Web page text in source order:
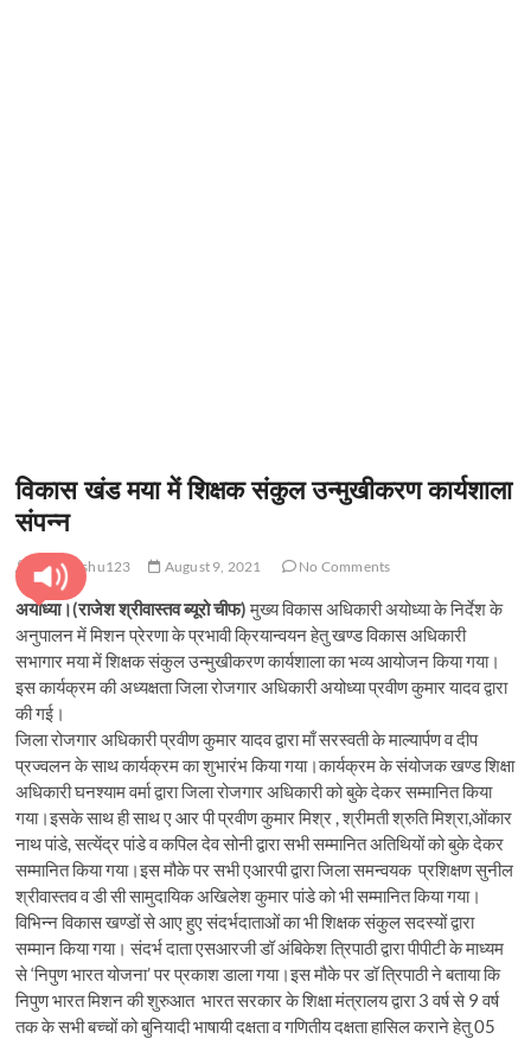
विकास खंड मया में शिक्षक संकुल उन्मुखीकरण कार्यशाला
संपन्न
pratyanshu123 August 9, 2021 No Comments
अयोध्या।(राजेश श्रीवास्तव ब्यूरो चीफ)मुख्य विकास अधिकारी अयोध्या के निर्देश के
अनुपालन में मिशन प्रेरणा के प्रभावी क्रियान्वयन हेतु खण्ड विकास अधिकारी
सभागार मया में शिक्षक संकुल उन्मुखीकरण कार्यशाला का भव्य आयोजन किया गया।
इस कार्यक्रम की अध्यक्षता जिला रोजगार अधिकारी अयोध्या प्रवीण कुमार यादव द्वारा
की गई।
जिला रोजगार अधिकारी प्रवीण कुमार यादव द्वारा माँ सरस्वती के माल्यार्पण व दीप
प्रज्वलन के साथ कार्यक्रम का शुभारंभ किया गया।कार्यक्रम के संयोजक खण्ड शिक्षा
अधिकारी घनश्याम वर्मा द्वारा जिला रोजगार अधिकारी को बुके देकर सम्मानित किया
गया।इसके साथ ही साथ ए आर पी प्रवीण कुमार मिश्र , श्रीमती श्रुति मिश्रा,ओंकार
नाथ पांडे, सत्येंद्र पांडे व कपिल देव सोनी द्वारा सभी सम्मानित अतिथियों को बुके देकर
सम्मानित किया गया।इस मौके पर सभी एआरपी द्वारा जिला समन्वयक प्रशिक्षण सुनील
श्रीवास्तव व डी सी सामुदायिक अखिलेश कुमार पांडे को भी सम्मानित किया गया।
विभिन्न विकास खण्डों से आए हुए संदर्भदाताओं का भी शिक्षक संकुल सदस्यों द्वारा
सम्मान किया गया। संदर्भ दाता एसआरजी डॉ अंबिकेश त्रिपाठी द्वारा पीपीटी के माध्यम
से ‘निपुण भारत योजना’ पर प्रकाश डाला गया।इस मौके पर डॉ त्रिपाठी ने बताया कि
निपुण भारत मिशन की शुरुआत भारत सरकार के शिक्षा मंत्रालय द्वारा 3 वर्ष से 9 वर्ष
तक के सभी बच्चों को बुनियादी भाषायी दक्षता व गणितीय दक्षता हासिल कराने हेतु 05